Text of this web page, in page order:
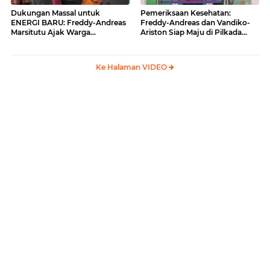
Dukungan Massal untuk
ENERGI BARU: Freddy-Andreas
Marsitutu Ajak Warga
Pemeriksaan Kesehatan:
Freddy-Andreas dan Vandiko-
Ariston Siap Maju di Pilkada
Ke Halaman VIDEO